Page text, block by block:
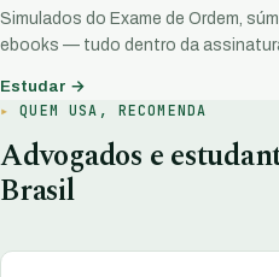
Simulados do Exame de Ordem,
ebooks — tudo dentro da
Estudar →
QUEM USA, RECOMENDA
Advogados e
Brasil